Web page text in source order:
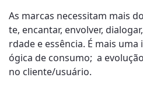
As marcas necessitam mais
te, encantar, envolver,
rdade e essência. É mais
ógica de consumo; a
no cliente/usuário.